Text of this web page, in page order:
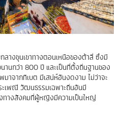
ลางขุนเขาทางตอนเหนือของต้าลี่ ซึ่งมี
านกว่า 800 ปี และเป็นที่ตั้งถิ่นฐานของ
าจากทิเบต มีเสน่ห์อันงดงาม ไม่ว่าจะ
ะเพณี วัฒนธรรมเฉพาะถิ่นอันมี
ทางสังคมที่ผู้หญิงมีความเป็นใหญ่